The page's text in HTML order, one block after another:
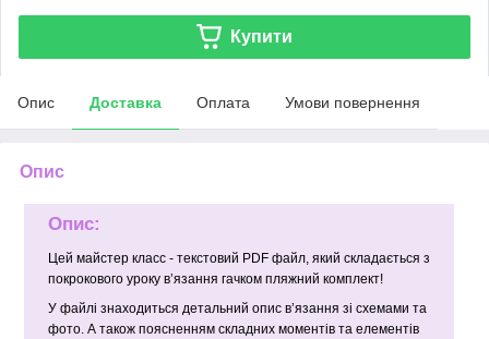
Купити
Опис Доставка Оплата Умови повернення
Опис
Опис:
Цей майстер класс - текстовий PDF файл, який складається з
покрокового уроку вʼязання гачком пляжний комплект!
У файлі знаходиться детальний опис вʼязання зі схемами та
фото. А також поясненням складних моментів та елементів